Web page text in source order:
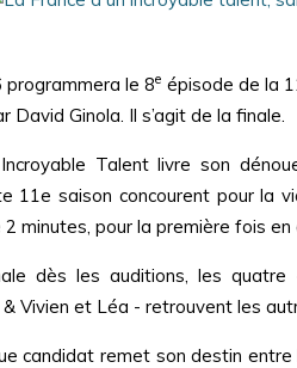
programmera le 8e épisode de la
David Ginola. Il s’agit de la finale.
Talent livre son
11e saison concourent pour la
minutes, pour la première fois en
dès les auditions, les
Vivien et Léa - retrouvent les
candidat remet son destin